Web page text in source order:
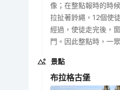
像；在整點報時的時
拉扯著鈴繩，12個使
經過，使徒走完後，
門。因此整點時，一
景點
布拉格古堡